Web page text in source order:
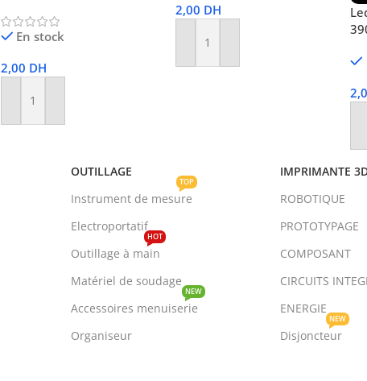
En stock
2,00 DH
Ajouter Au Panier
2,00 DH
Ajouter Au Panier
OUTILLAGE
Instrument de mesure
TOP
Electroportatif
Outillage à main
HOT
Matériel de soudage
Accessoires menuiserie
NEW
Organiseur
IMPRIMANTE
ROBOTIQUE
PROTOTYPAGE
COMPOSANT
CIRCUITS
ENERGIE
Disjoncteur
NEW